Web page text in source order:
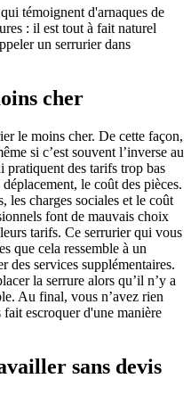
témoignent d'arnaques de
: il est tout à fait naturel
un serrurier dans
cher
le moins cher. De cette façon,
si c’est souvent l’inverse au
des tarifs trop bas
le coût des pièces.
les charges sociales et le coût
font de mauvais choix
tarifs. Ce serrurier qui vous
que cela ressemble à un
des services supplémentaires.
la serrure alors qu’il n’y a
Au final, vous n’avez rien
escroquer d'une manière
sans devis